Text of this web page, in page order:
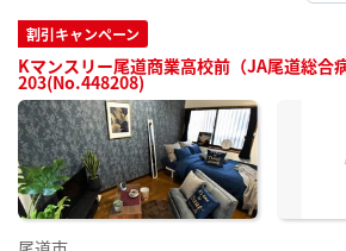
割引キャンペーン
Kマンスリー尾道商業高校前（JA尾道総合
203(No.448208)